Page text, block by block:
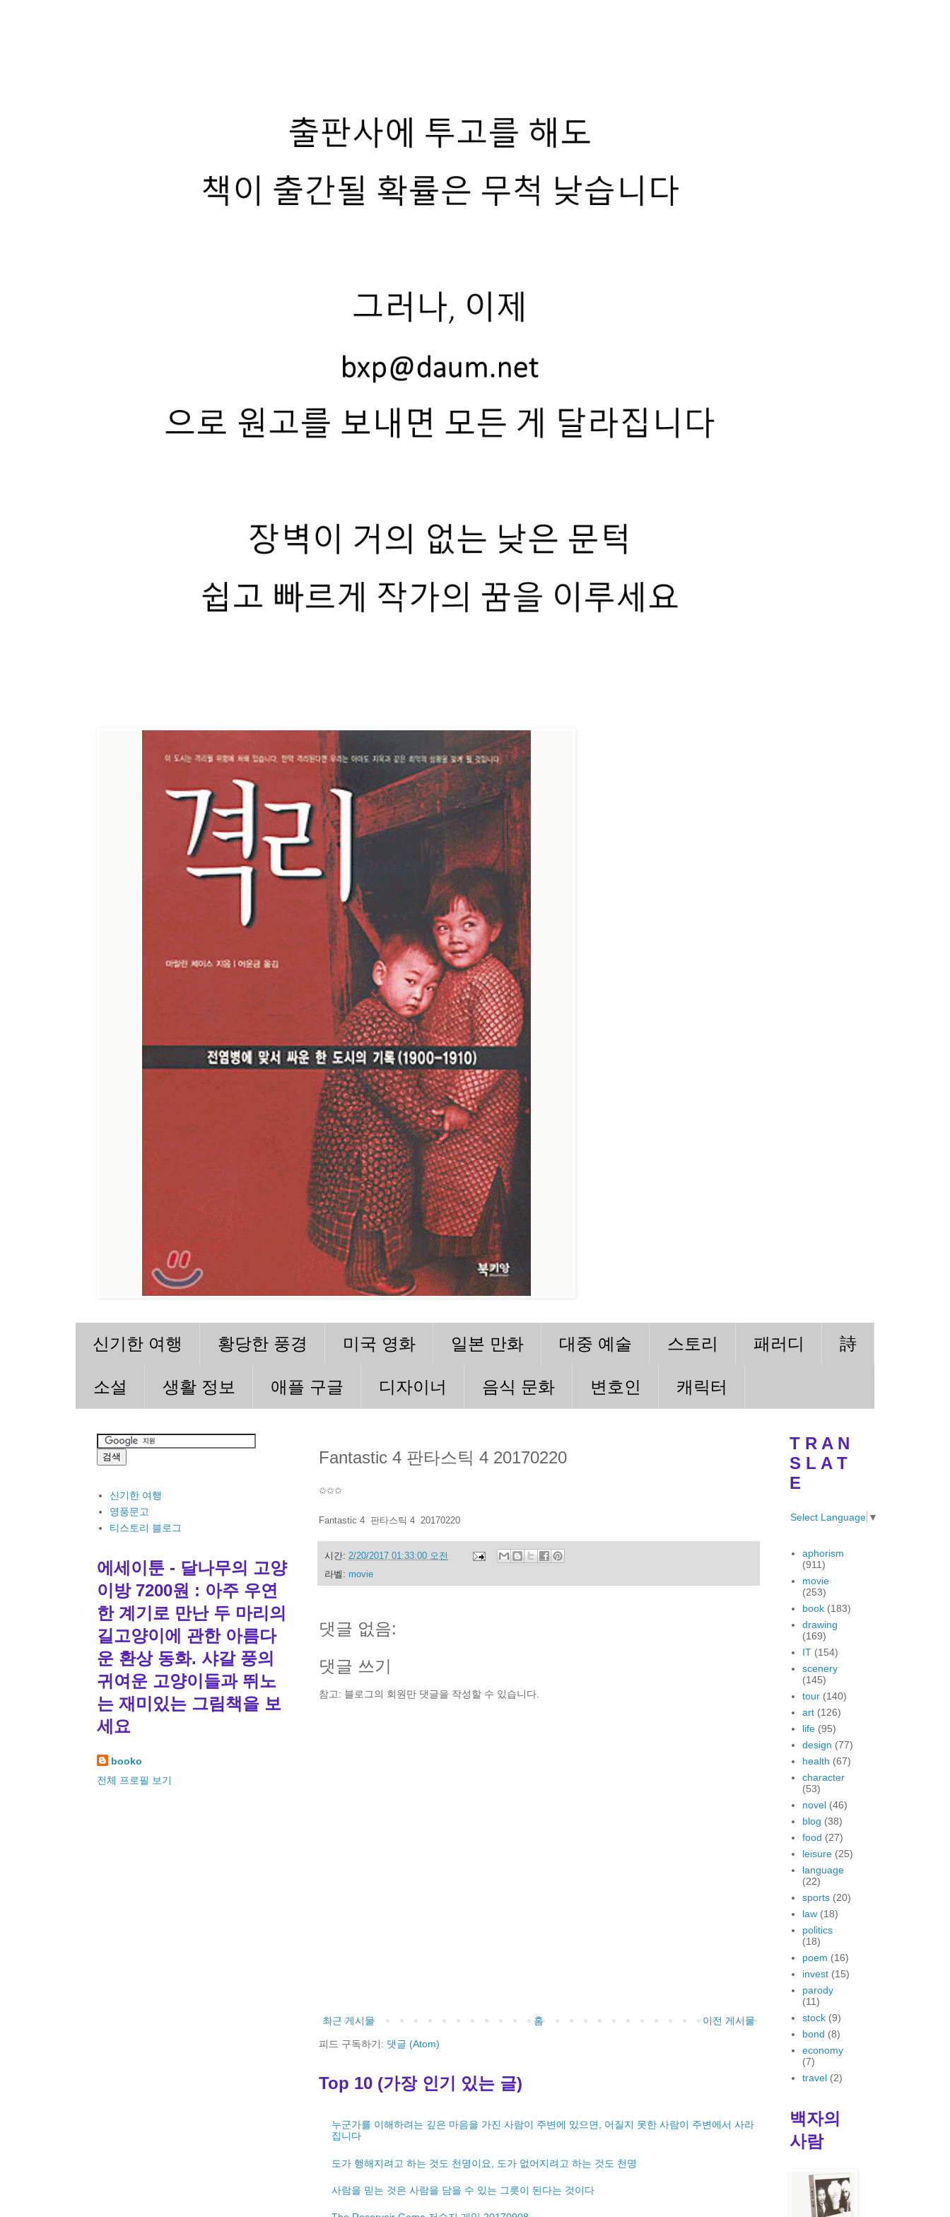
신기한 여행 황당한 풍경 미국 영화 일본 만화 대중 예술 스토리 패러디 詩
소설 생활 정보 애플 구글 디자이너 음식 문화 변호인 캐릭터
Fantastic 4 판타스틱 4 20170220
✩✩✩
Fantastic 4 판타스틱 4 20170220
시간: 2/20/2017 01:33:00 오전
라벨: movie
댓글 없음:
댓글 쓰기
참고: 블로그의 회원만 댓글을 작성할 수 있습니다.
최근 게시물 이전 게시물
홈
피드 구독하기: 댓글 (Atom)
Top 10 (가장 인기 있는 글)
누군가를 이해하려는 깊은 마음을 가진 사람이 주변에 있으면, 어질지 못한 사람이 주변에서 사라
집니다
도가 행해지려고 하는 것도 천명이요, 도가 없어지려고 하는 것도 천명
사람을 믿는 것은 사람을 담을 수 있는 그릇이 된다는 것이다
신기한 여행
영풍문고
티스토리 블로그
에세이툰 - 달나무의 고양
이방 7200원 : 아주 우연
한 계기로 만난 두 마리의
길고양이에 관한 아름다
운 환상 동화. 샤갈 풍의
귀여운 고양이들과 뛰노
는 재미있는 그림책을 보
세요
booko
전체 프로필 보기
T R A N
S L A T
E
Select Language ▼
aphorism
(911)
movie
(253)
book (183)
drawing
(169)
IT (154)
scenery
(145)
tour (140)
art (126)
life (95)
design (77)
health (67)
character
(53)
novel (46)
blog (38)
food (27)
leisure (25)
language
(22)
sports (20)
law (18)
politics
(18)
poem (16)
invest (15)
parody
(11)
stock (9)
bond (8)
economy
(7)
travel (2)
백자의
사람